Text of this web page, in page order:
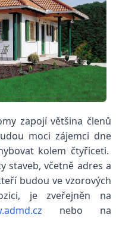
zapojí většina členů
moci zájemci dne
kolem čtyřiceti.
staveb, včetně adres a
budou ve vzorových
je zveřejněn na
nebo na